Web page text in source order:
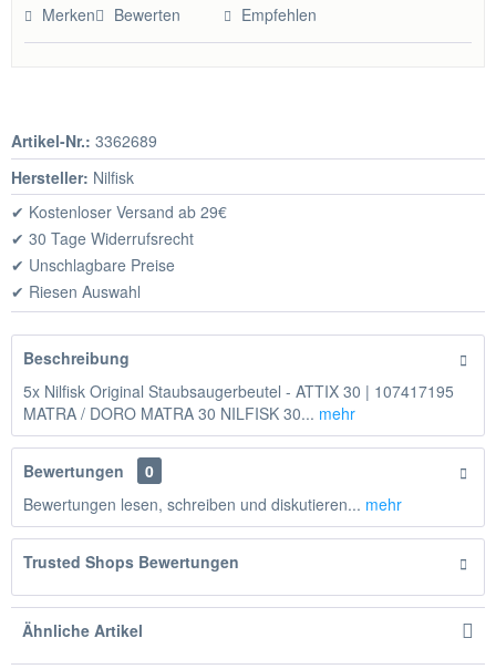
Merken Bewerten Empfehlen
Artikel-Nr.: 3362689
Hersteller: Nilfisk
✔ Kostenloser Versand ab 29€
✔ 30 Tage Widerrufsrecht
✔ Unschlagbare Preise
✔ Riesen Auswahl
Beschreibung
5x Nilfisk Original Staubsaugerbeutel - ATTIX 30 | 107417195
MATRA / DORO MATRA 30 NILFISK 30... mehr
Bewertungen
0
Bewertungen lesen, schreiben und diskutieren... mehr
Trusted Shops Bewertungen
Ähnliche Artikel